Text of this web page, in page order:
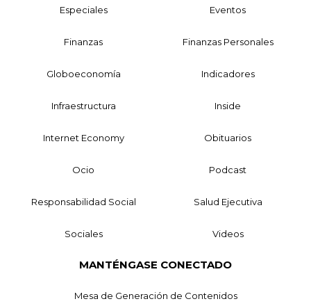
Especiales Eventos
Finanzas Finanzas Personales
Globoeconomía Indicadores
Infraestructura Inside
Internet Economy Obituarios
Ocio Podcast
Responsabilidad Social Salud Ejecutiva
Sociales Videos
MANTÉNGASE CONECTADO
Mesa de Generación de Contenidos